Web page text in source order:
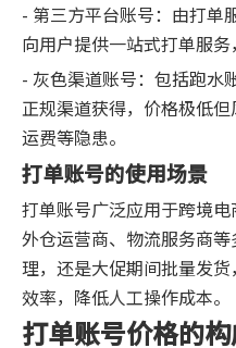
- 第三方平台账号：由打单
向用户提供一站式打单服务
- 灰色渠道账号：包括跑水
正规渠道获得，价格极低
运费等隐患。
打单账号的使用场景
打单账号广泛应用于跨境
外仓运营商、物流服务商
理，还是大促期间批量发
效率，降低人工操作成本。
打单账号价格的